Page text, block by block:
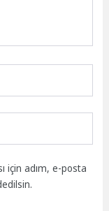
için adım, e-posta